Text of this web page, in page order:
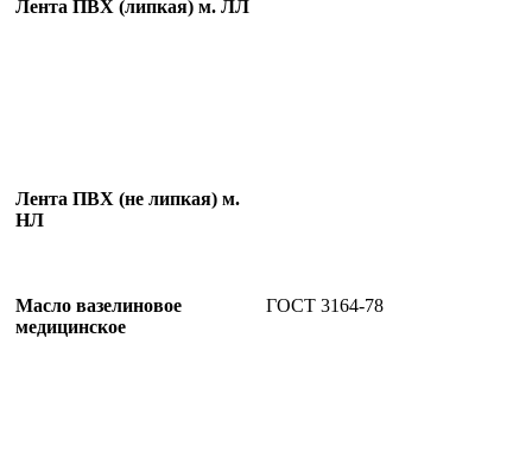
Лента ПВХ (липкая) м. ЛЛ
Лента ПВХ (не липкая) м.
НЛ
Масло вазелиновое
медицинское
ГОСТ 3164-78